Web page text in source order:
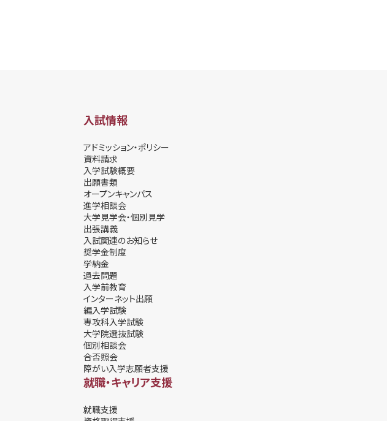
入試情報
アドミッション・ポリシー
資料請求
⼊学試験概要
出願書類
オープンキャンパス
進学相談会
⼤学⾒学会・個別⾒学
出張講義
⼊試関連のお知らせ
奨学⾦制度
学納⾦
過去問題
入学前教育
インターネット出願
編入学試験
専攻科入学試験
大学院選抜試験
個別相談会
合否照会
障がい入学志願者支援
就職・キャリア支援
就職支援